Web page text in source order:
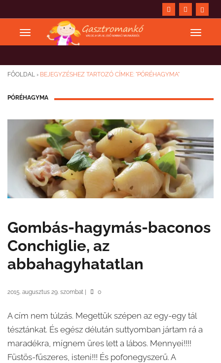
FŐOLDAL › BEJEGYZÉSHEZ TARTOZÓ CÍMKE: "PÓRÉHAGYMA"
PÓRÉHAGYMA
Gombás-hagymás-baconos
Conchiglie, az
abbahagyhatatlan
2015. augusztus 29. szombat 0
A cím nem túlzás. Megettük szépen az egy-egy tál
tésztánkat. És egész délután suttyomban jártam rá a
maradékra, mígnem üres lett a lábos. Mennyei!!!!
Füstös-fűszeres, isteni!!! És pofonegyszerű. A